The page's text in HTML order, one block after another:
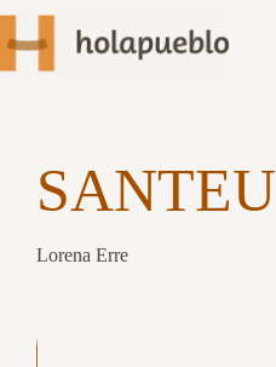
SANTEU
Lorena Erre